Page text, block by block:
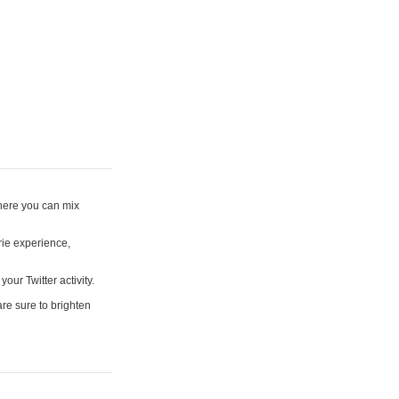
you can mix
experience,
Twitter activity.
sure to brighten